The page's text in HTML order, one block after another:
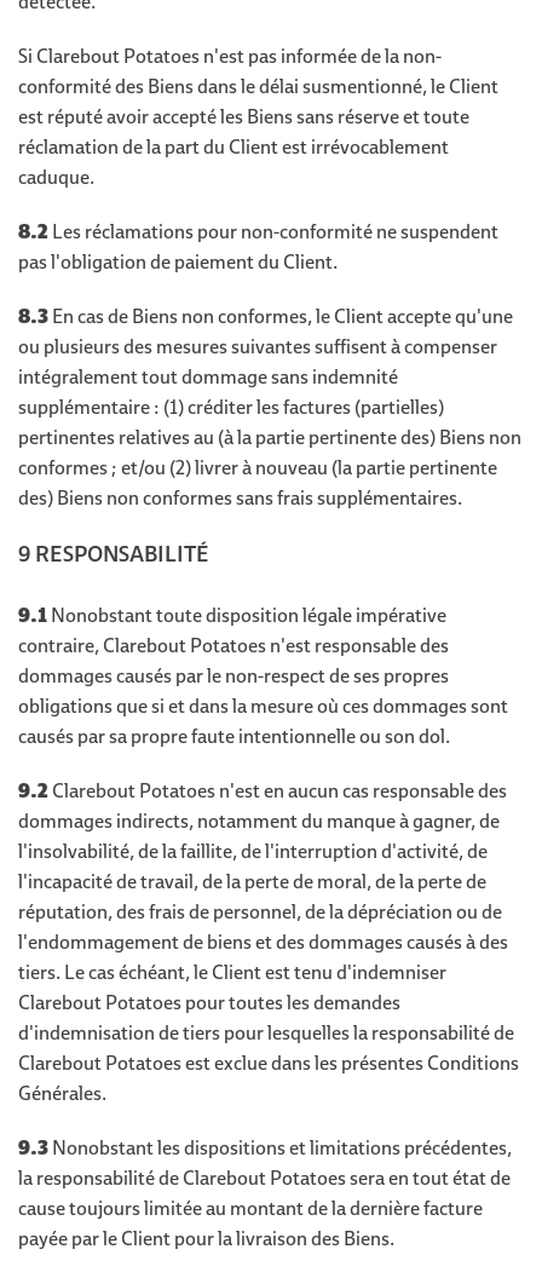
Si Clarebout Potatoes n'est pas informée de la non-
conformité des Biens dans le délai susmentionné, le Client
est réputé avoir accepté les Biens sans réserve et toute
réclamation de la part du Client est irrévocablement
caduque.
8.2 Les réclamations pour non-conformité ne suspendent
pas l'obligation de paiement du Client.
8.3En cas de Biens non conformes, le Client accepte qu'une
ou plusieurs des mesures suivantes suffisent à compenser
intégralement tout dommage sans indemnité
supplémentaire : (1) créditer les factures (partielles)
pertinentes relatives au (à la partie pertinente des) Biens non
conformes ; et/ou (2) livrer à nouveau (la partie pertinente
des) Biens non conformes sans frais supplémentaires.
9 RESPONSABILITÉ
9.1Nonobstant toute disposition légale impérative
contraire, Clarebout Potatoes n'est responsable des
dommages causés par le non-respect de ses propres
obligations que si et dans la mesure où ces dommages sont
causés par sa propre faute intentionnelle ou son dol.
9.2 Clarebout Potatoes n'est en aucun cas responsable des
dommages indirects, notamment du manque à gagner, de
l'insolvabilité, de la faillite, de l'interruption d'activité, de
l'incapacité de travail, de la perte de moral, de la perte de
réputation, des frais de personnel, de la dépréciation ou de
l'endommagement de biens et des dommages causés à des
tiers. Le cas échéant, le Client est tenu d'indemniser
Clarebout Potatoes pour toutes les demandes
d'indemnisation de tiers pour lesquelles la responsabilité de
Clarebout Potatoes est exclue dans les présentes Conditions
Générales.
9.3Nonobstant les dispositions et limitations précédentes,
la responsabilité de Clarebout Potatoes sera en tout état de
cause toujours limitée au montant de la dernière facture
payée par le Client pour la livraison des Biens.